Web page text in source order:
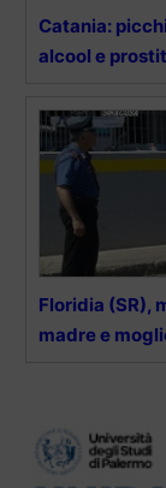
Catania:
alcool e
Floridia (SR),
madre e